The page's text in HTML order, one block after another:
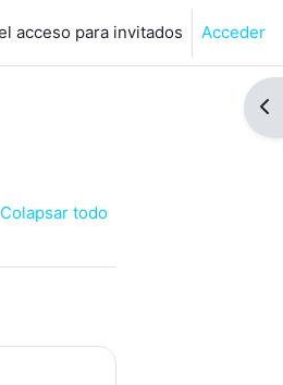
acceso para invitados Acceder
Colapsar todo